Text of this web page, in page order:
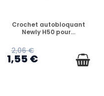
EN STOCK
Crochet autobloquant
Newly H50 pour...
2,06 €
1,55 €